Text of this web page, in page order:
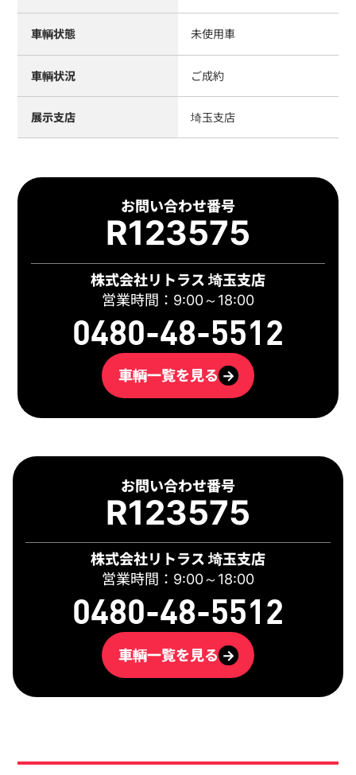
お問い合わせ番号
R123575
株式会社リトラス 埼玉支店
営業時間：9:00～18:00
0480-48-5512
車輌一覧を見る →
車輌状態 未使用車
車輌状況 ご成約
展示支店 埼玉支店
お問い合わせ番号
R123575
株式会社リトラス 埼玉支店
営業時間：9:00～18:00
0480-48-5512
車輌一覧を見る →